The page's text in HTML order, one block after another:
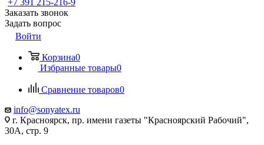
+7 391 215-216-9
Заказать звонок
Задать вопрос
Войти
Корзина0
Избранные товары0
Сравнение товаров0
info@sonyatex.ru
г. Красноярск, пр. имени газеты "Красноярский Рабочий",
30А, стр. 9